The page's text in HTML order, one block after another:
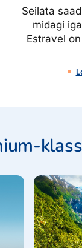
teenus, tule
Seilata
midagi
Estravel